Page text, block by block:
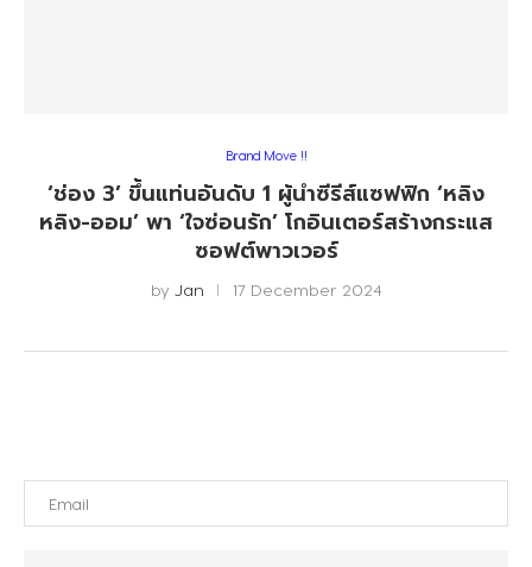
Brand Move !!
‘ช่อง 3’ ขึ้นแท่นอันดับ 1 ผู้นำซีรีส์แซฟฟิก ‘หลิง
หลิง-ออม’ พา ‘ใจซ่อนรัก’ โกอินเตอร์สร้างกระแส
ซอฟต์พาวเวอร์
by Jan 17 December 2024